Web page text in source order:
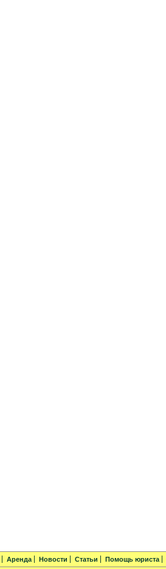
Аренда Новости Статьи Помощь юриста